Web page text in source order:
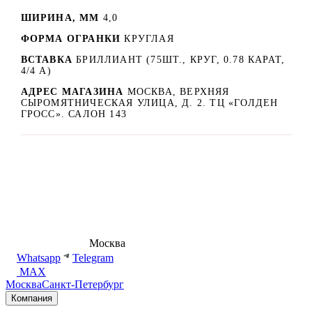
ШИРИНА, ММ 4,0
ФОРМА ОГРАНКИ КРУГЛАЯ
ВСТАВКА БРИЛЛИАНТ (75ШТ., КРУГ, 0.78 КАРАТ,
4/4 А)
АДРЕС МАГАЗИНА МОСКВА, ВЕРХНЯЯ
СЫРОМЯТНИЧЕСКАЯ УЛИЦА, Д. 2. ТЦ «ГОЛДЕН
ГРОСС». САЛОН 143
Москва
Whatsapp
Telegram
MAX
МоскваСанкт-Петербург
Компания